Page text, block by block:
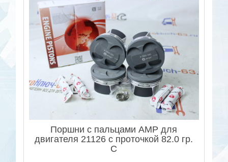
Поршни с пальцами AMP для
двигателя 21126 с проточкой 82.0 гр.
С